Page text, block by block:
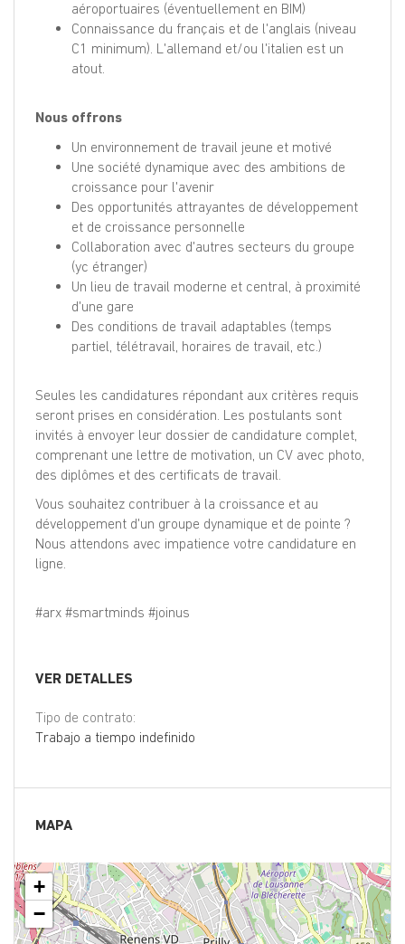
aéroportuaires (éventuellement en BIM)
Connaissance du français et de l'anglais (niveau
C1 minimum). L'allemand et/ou l'italien est un
atout.
Nous offrons
Un environnement de travail jeune et motivé
Une société dynamique avec des ambitions de
croissance pour l'avenir
Des opportunités attrayantes de développement
et de croissance personnelle
Collaboration avec d'autres secteurs du groupe
(yc étranger)
Un lieu de travail moderne et central, à proximité
d'une gare
Des conditions de travail adaptables (temps
partiel, télétravail, horaires de travail, etc.)
Seules les candidatures répondant aux critères requis
seront prises en considération. Les postulants sont
invités à envoyer leur dossier de candidature complet,
comprenant une lettre de motivation, un CV avec photo,
des diplômes et des certificats de travail.
Vous souhaitez contribuer à la croissance et au
développement d'un groupe dynamique et de pointe ?
Nous attendons avec impatience votre candidature en
ligne.
#arx #smartminds #joinus
VER DETALLES
Tipo de contrato:
Trabajo a tiempo indefinido
MAPA
+
−